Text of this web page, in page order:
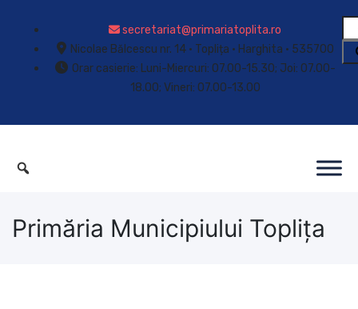
secretariat@primariatoplita.ro
Nicolae Bălcescu nr. 14 • Toplița • Harghita • 535700
Orar casierie: Luni-Miercuri: 07.00-15.30; Joi: 07.00-
18.00; Vineri: 07.00-13.00
Primăria Municipiului Toplița